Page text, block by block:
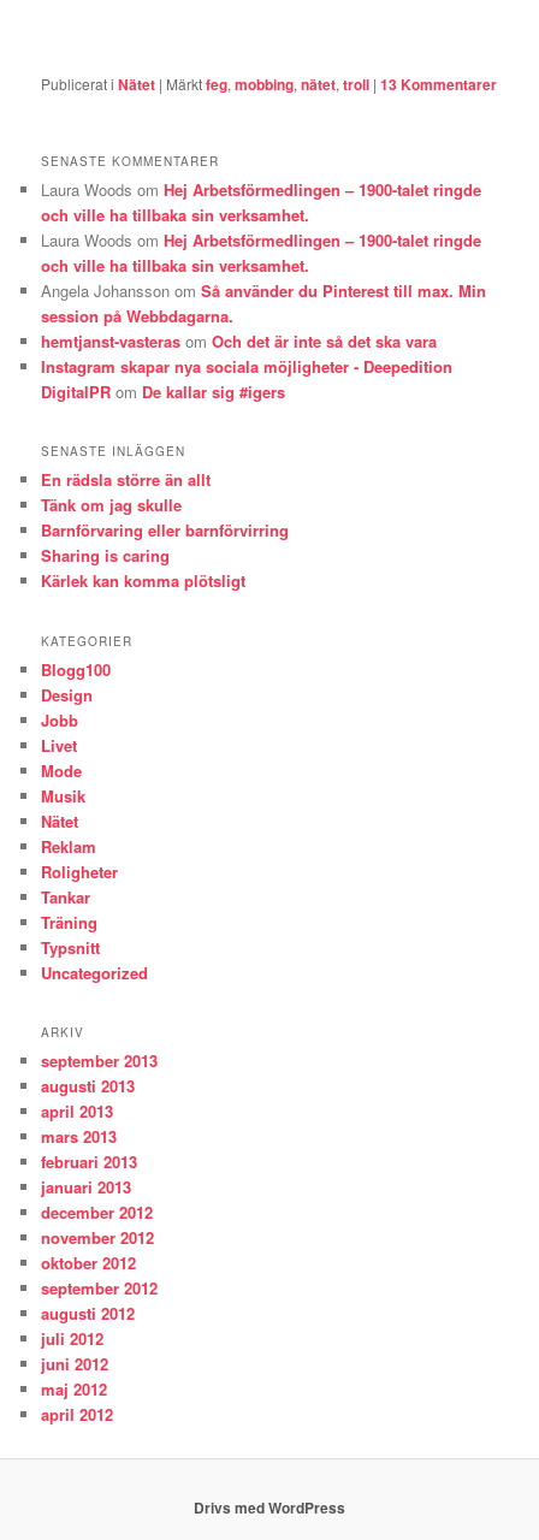
Publicerat i Nätet | Märktfeg,mobbing,nätet,troll |13Kommentarer
SENASTE KOMMENTARER
Laura Woods omHej Arbetsförmedlingen – 1900-talet ringde
och ville ha tillbaka sin verksamhet.
Laura Woods omHej Arbetsförmedlingen – 1900-talet ringde
och ville ha tillbaka sin verksamhet.
Angela Johansson omSå använder du Pinterest till max. Min
session på Webbdagarna.
hemtjanst-vasteras omOch det är inte så det ska vara
Instagram skapar nya sociala möjligheter - Deepedition
DigitalPR om De kallar sig #igers
SENASTE INLÄGGEN
En rädsla större än allt
Tänk om jag skulle
Barnförvaring eller barnförvirring
Sharing is caring
Kärlek kan komma plötsligt
KATEGORIER
Blogg100
Design
Jobb
Livet
Mode
Musik
Nätet
Reklam
Roligheter
Tankar
Träning
Typsnitt
Uncategorized
ARKIV
september 2013
augusti 2013
april 2013
mars 2013
februari 2013
januari 2013
december 2012
november 2012
oktober 2012
september 2012
augusti 2012
juli 2012
juni 2012
maj 2012
april 2012
Drivs med WordPress